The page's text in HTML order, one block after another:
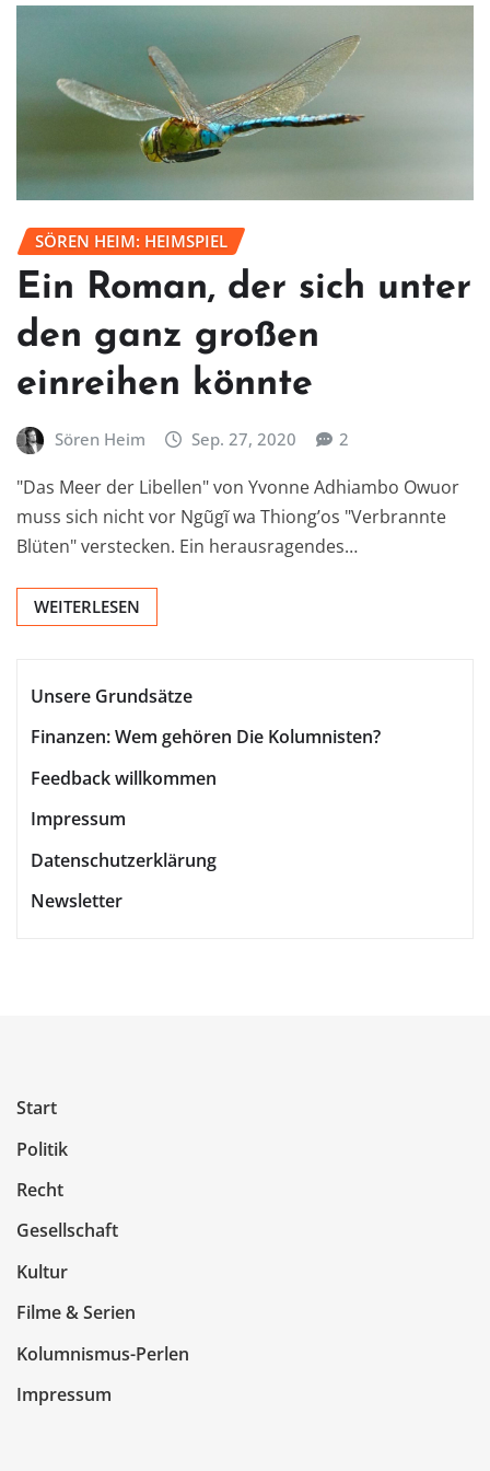
SÖREN HEIM: HEIMSPIEL
Ein Roman, der sich unter
den ganz großen
einreihen könnte
Sören Heim Sep. 27, 2020 2
"Das Meer der Libellen" von Yvonne Adhiambo Owuor
muss sich nicht vor Ngũgĩ wa Thiong’os "Verbrannte
Blüten" verstecken. Ein herausragendes…
WEITERLESEN
Unsere Grundsätze
Finanzen: Wem gehören Die Kolumnisten?
Feedback willkommen
Impressum
Datenschutzerklärung
Newsletter
Start
Politik
Recht
Gesellschaft
Kultur
Filme & Serien
Kolumnismus-Perlen
Impressum